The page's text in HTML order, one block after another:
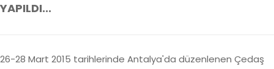
YAPILDI...
26-28 Mart 2015 tarihlerinde Antalya'da düzenlenen Çedaş